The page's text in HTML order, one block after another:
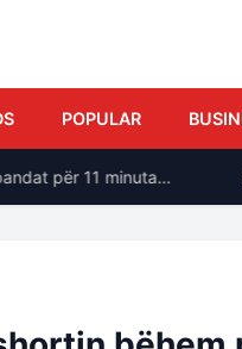
POPULAR
për 11 minuta…